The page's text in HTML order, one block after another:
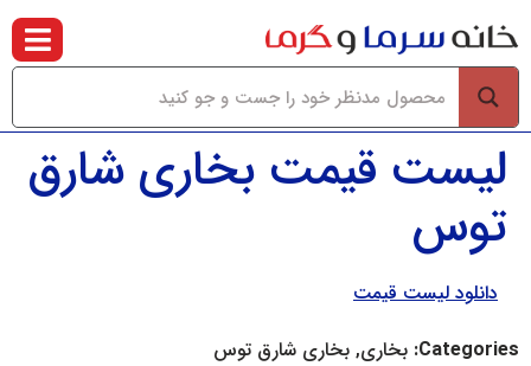
لیست قیمت بخاری شارق
توس
دانلود لیست قیمت
Categories: بخاری, بخاری شارق توس